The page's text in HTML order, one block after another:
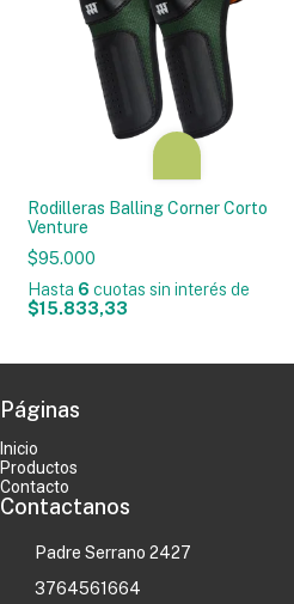
Rodilleras Balling Corner Corto
Venture
$95.000
Hasta 6 cuotas sin interés de
$15.833,33
Páginas
Inicio
Productos
Contacto
Contactanos
Padre Serrano 2427
3764561664